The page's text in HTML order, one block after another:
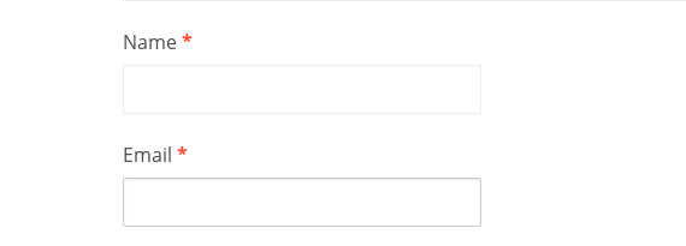
Name*
Email *